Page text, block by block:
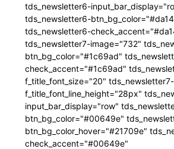
tds_newsletter6-
tds_newsletter6-
tds_newsletter6-
tds_newsletter7-image="732"
btn_bg_color="#1c69ad"
check_accent="#1c69ad"
f_title_font_size="20" tds_newsletter7-
f_title_font_line_height="28px"
input_bar_display="row"
btn_bg_color="#00649e"
btn_bg_color_hover="#21709e"
check_accent="#00649e"